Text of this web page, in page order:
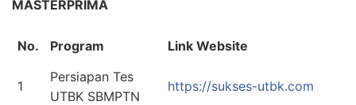
MASTERPRIMA
No. Program Link Website
1
Persiapan Tes
UTBK SBMPTN
https://sukses-utbk.com